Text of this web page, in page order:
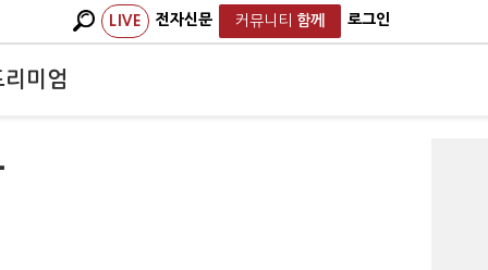
LIVE 전자신문 커뮤니티 함께 로그인
리미엄